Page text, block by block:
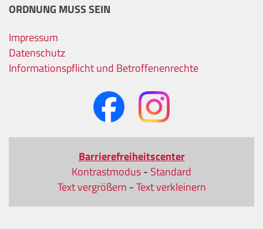
ORDNUNG MUSS SEIN
Impressum
Datenschutz
Informationspflicht und Betroffenenrechte
Barrierefreiheitscenter
Kontrastmodus- Standard
Text vergrößern -Text verkleinern